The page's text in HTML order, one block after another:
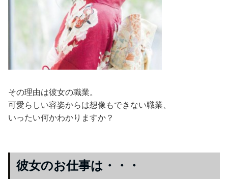
その理由は彼女の職業。
可愛らしい容姿からは想像もできない職業、
いったい何かわかりますか？
彼女のお仕事は・・・